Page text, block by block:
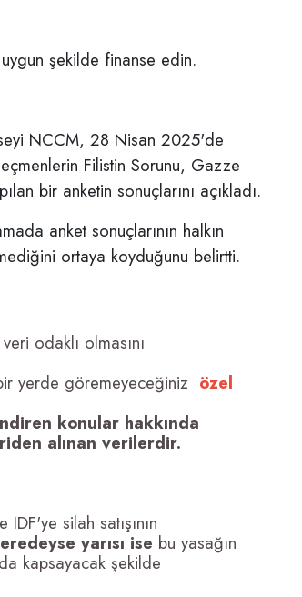
şekilde finanse edin.
NCCM, 28 Nisan 2025'de
Filistin Sorunu, Gazze
bir anketin sonuçlarını açıkladı.
anket sonuçlarının halkın
ortaya koyduğunu belirtti.
odaklı olmasını
yerde göremeyeceğiniz özel
konular hakkında
alınan verilerdir.
IDF'ye silah satışının
yarısı ise bu yasağın
kapsayacak şekilde